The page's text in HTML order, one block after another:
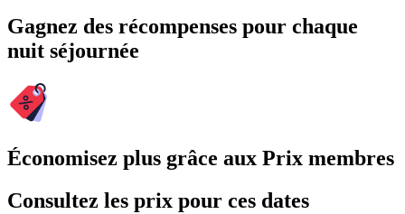
Gagnez des récompenses pour chaque
nuit séjournée
Économisez plus grâce aux Prix membres
Consultez les prix pour ces dates